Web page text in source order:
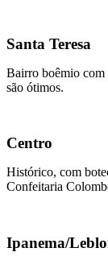
Santa Teresa
Bairro boêmio com
são ótimos.
Centro
Histórico, com
Confeitaria
Ipanema/